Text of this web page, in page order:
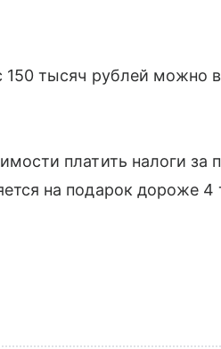
тысяч рублей можно
платить налоги за
на подарок дороже 4